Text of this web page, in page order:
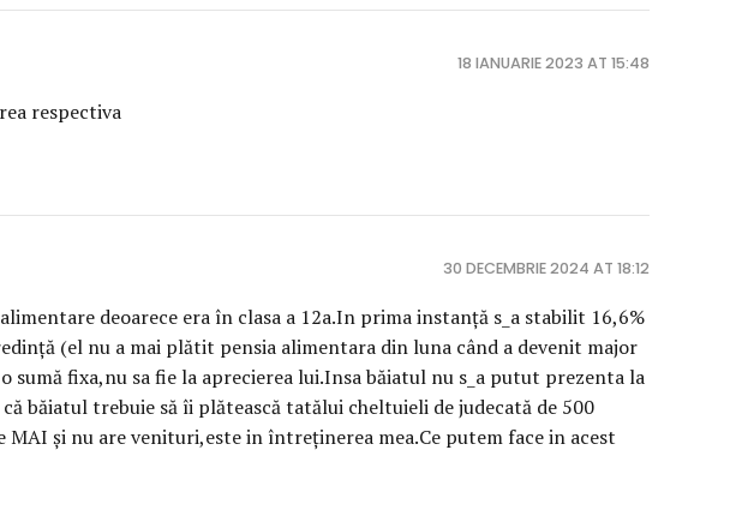
18 IANUARIE 2023 AT 15:48
respectiva
30 DECEMBRIE 2024 AT 18:12
deoarece era în clasa a 12a.In prima instanță s_a stabilit 16,6%
(el nu a mai plătit pensia alimentara din luna când a devenit major
sumă fixa,nu sa fie la aprecierea lui.Insa băiatul nu s_a putut prezenta la
băiatul trebuie să îi plătească tatălui cheltuieli de judecată de 500
și nu are venituri,este in întreținerea mea.Ce putem face in acest